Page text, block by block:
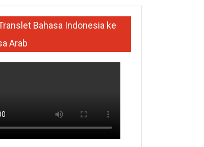
Bahasa Indonesia ke
Arab